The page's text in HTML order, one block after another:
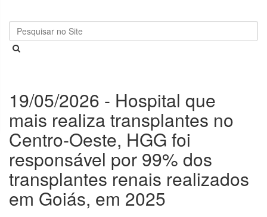
19/05/2026 - Hospital que
mais realiza transplantes no
Centro-Oeste, HGG foi
responsável por 99% dos
transplantes renais realizados
em Goiás, em 2025